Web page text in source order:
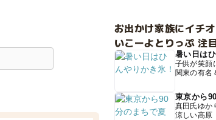
お出かけ家族にイチ
いこーよとりっぷ 注
暑い日は
子供が笑顔
関東の有名
東京から
真田氏ゆか
涼しい高原